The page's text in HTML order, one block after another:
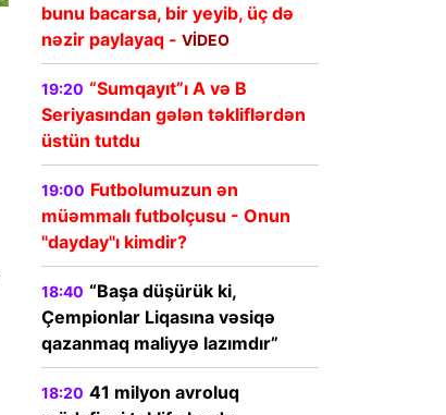
bunu bacarsa, bir yeyib, üç də
nəzir paylayaq - VİDEO
19:20 “Sumqayıt”ı A və B
Seriyasından gələn təkliflərdən
üstün tutdu
19:00 Futbolumuzun ən
müəmmalı futbolçusu - Onun
"dayday"ı kimdir?
18:40 “Başa düşürük ki,
Çempionlar Liqasına vəsiqə
qazanmaq maliyyə lazımdır”
18:20 41 milyon avroluq